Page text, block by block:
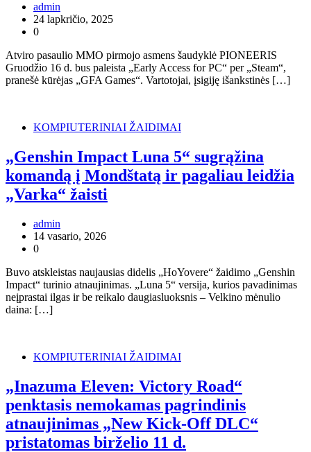
admin
24 lapkričio, 2025
0
Atviro pasaulio MMO pirmojo asmens šaudyklė PIONEERIS
Gruodžio 16 d. bus paleista „Early Access for PC“ per „Steam“,
pranešė kūrėjas „GFA Games“. Vartotojai, įsigiję išankstinės […]
KOMPIUTERINIAI ŽAIDIMAI
„Genshin Impact Luna 5“ sugrąžina
komandą į Mondštatą ir pagaliau leidžia
„Varka“ žaisti
admin
14 vasario, 2026
0
Buvo atskleistas naujausias didelis „HoYovere“ žaidimo „Genshin
Impact“ turinio atnaujinimas. „Luna 5“ versija, kurios pavadinimas
neįprastai ilgas ir be reikalo daugiasluoksnis – Velkino mėnulio
daina: […]
KOMPIUTERINIAI ŽAIDIMAI
„Inazuma Eleven: Victory Road“
penktasis nemokamas pagrindinis
atnaujinimas „New Kick-Off DLC“
pristatomas birželio 11 d.